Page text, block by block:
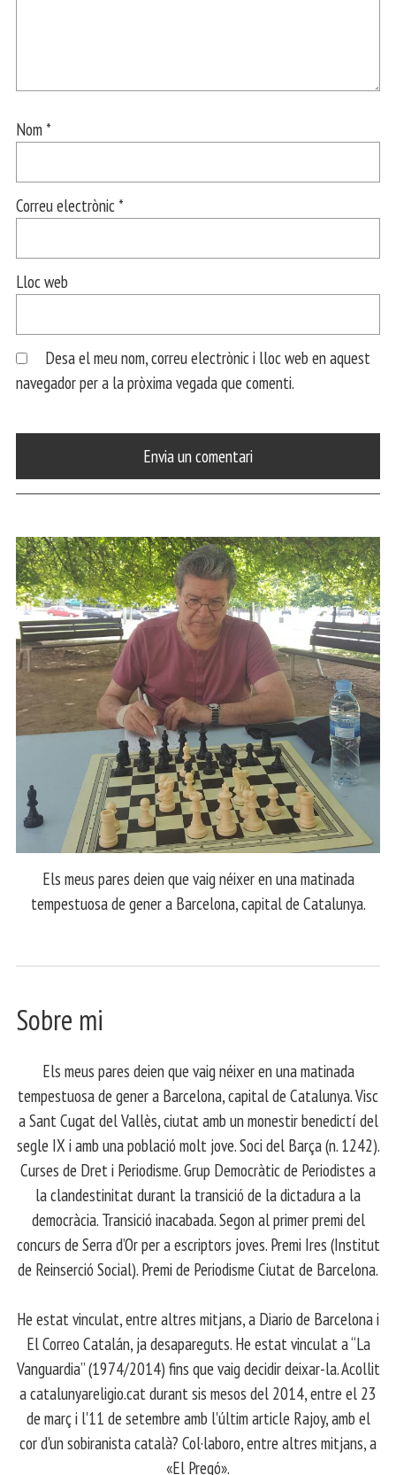
Nom *
Correu electrònic *
Lloc web
Desa el meu nom, correu electrònic i lloc web en aquest
navegador per a la pròxima vegada que comenti.
Els meus pares deien que vaig néixer en una matinada
tempestuosa de gener a Barcelona, capital de Catalunya.
Sobre mi
Els meus pares deien que vaig néixer en una matinada
tempestuosa de gener a Barcelona, capital de Catalunya. Visc
a Sant Cugat del Vallès, ciutat amb un monestir benedictí del
segle IX i amb una població molt jove. Soci del Barça (n. 1242).
Curses de Dret i Periodisme. Grup Democràtic de Periodistes a
la clandestinitat durant la transició de la dictadura a la
democràcia. Transició inacabada. Segon al primer premi del
concurs de Serra d’Or per a escriptors joves. Premi Ires (Institut
de Reinserció Social). Premi de Periodisme Ciutat de Barcelona.
​ He estat vinculat, entre altres mitjans, a Diario de Barcelona i
El Correo Catalán, ja desapareguts. He estat vinculat a “La
Vanguardia” (1974/2014) fins que vaig decidir deixar-la. Acollit
a catalunyareligio.cat durant sis mesos del 2014, entre el 23
de març i l'11 de setembre amb l'últim article Rajoy, amb el
cor d'un sobiranista català? Col·laboro, entre altres mitjans, a
«El Pregó».